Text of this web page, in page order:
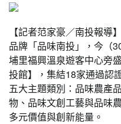
【記者范家豪／南投報
品牌「品味南投」，今（
埔里福興溫泉遊客中心旁
投館】，集結18家通過認
五大主題類別：品味農產
物、品味文創工藝與品味
多元價值與創新能量。